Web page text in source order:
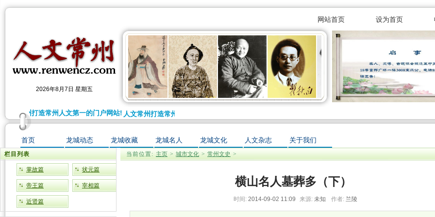
网站首页 设为首页
2026年8月7日 星期五
人文常州打造常州人文第一的门户网站!人文常州打造常州人文第一的门户网站!
首页 龙城动态 龙城收藏 龙城名人 龙城文化 人文杂志 关于我们
栏目列表
掌故篇 状元篇
帝王篇 宰相篇
近贤篇
当前位置: 主页 > 城市文化 > 常州文史 >
横山名人墓葬多（下）
时间: 2014-09-02 11:09 来源: 未知 作者: 兰陵